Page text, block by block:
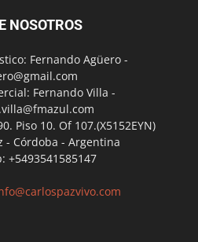
NOSOTROS
Fernando Agüero -
Fernando Villa -
Piso 10. Of 107.(X5152EYN)
- Córdoba - Argentina
+5493541585147